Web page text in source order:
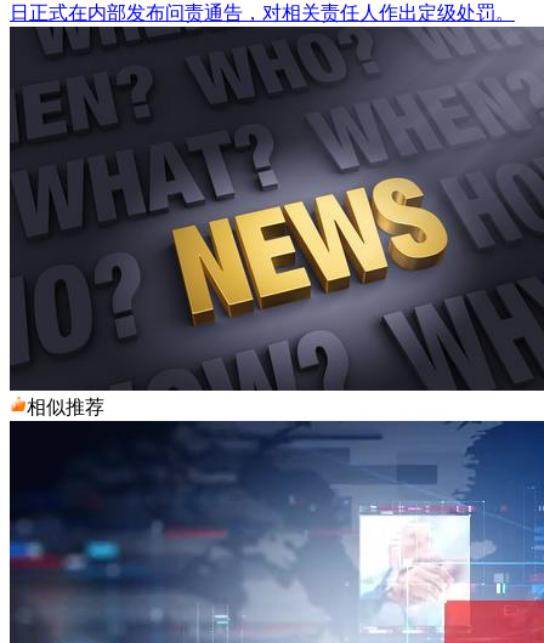
日正式在内部发布问责通告，对相关责任人作出定级处罚。
相似推荐